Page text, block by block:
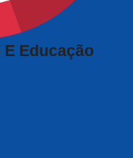
Educação